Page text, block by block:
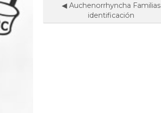
◀︎ Auchenorrhyncha Familias
identificación